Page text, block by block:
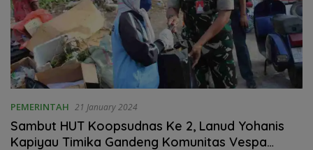
PEMERINTAH 21 January 2024
Sambut HUT Koopsudnas Ke 2, Lanud Yohanis
Kapiyau Timika Gandeng Komunitas Vespa